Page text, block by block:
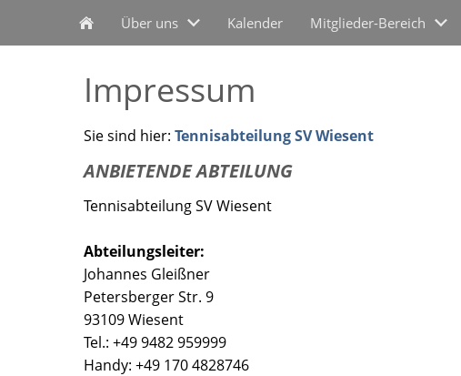
Über uns Kalender Mitglieder-Bereich
Impressum
Sie sind hier: Tennisabteilung SV Wiesent
ANBIETENDE ABTEILUNG
Tennisabteilung SV Wiesent
Abteilungsleiter:
Johannes Gleißner
Petersberger Str. 9
93109 Wiesent
Tel.: +49 9482 959999
Handy: +49 170 4828746